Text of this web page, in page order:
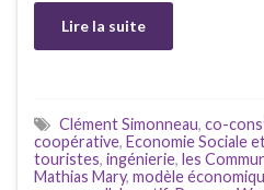
Lire la suite
Clément Simonneau, co-
coopérative, Economie Sociale
touristes, ingénierie, les
Mathias Mary, modèle